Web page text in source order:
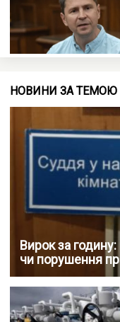
НОВИНИ ЗА ТЕМОЮ
Вирок за
чи порушення